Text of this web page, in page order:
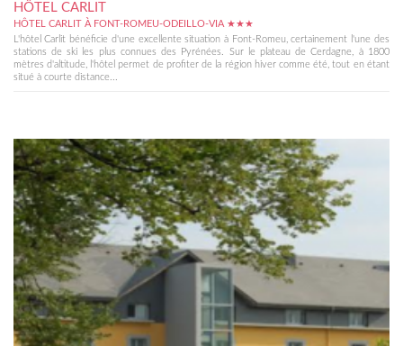
HÔTEL CARLIT
HÔTEL CARLIT À FONT-ROMEU-ODEILLO-VIA ★★★
L'hôtel Carlit bénéficie d'une excellente situation à Font-Romeu, certainement l'une des
stations de ski les plus connues des Pyrénées. Sur le plateau de Cerdagne, à 1800
mètres d'altitude, l'hôtel permet de profiter de la région hiver comme été, tout en étant
situé à courte distance...